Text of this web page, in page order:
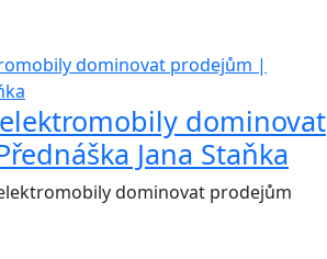
dominovat
Jana Staňka
dominovat prodejům